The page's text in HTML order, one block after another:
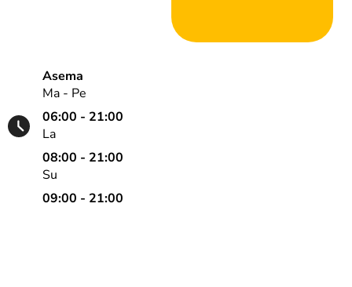
Asema
Ma - Pe
06:00 - 21:00
La
08:00 - 21:00
Su
09:00 - 21:00